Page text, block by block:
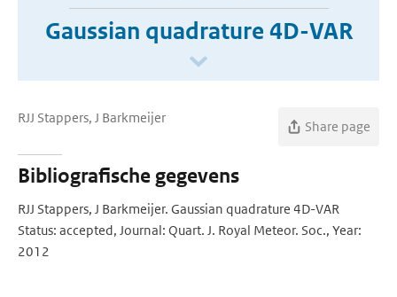
Gaussian quadrature 4D-VAR
RJJ Stappers, J Barkmeijer
Share page
Bibliografische gegevens
RJJ Stappers, J Barkmeijer. Gaussian quadrature 4D-VAR
Status: accepted, Journal: Quart. J. Royal Meteor. Soc., Year:
2012